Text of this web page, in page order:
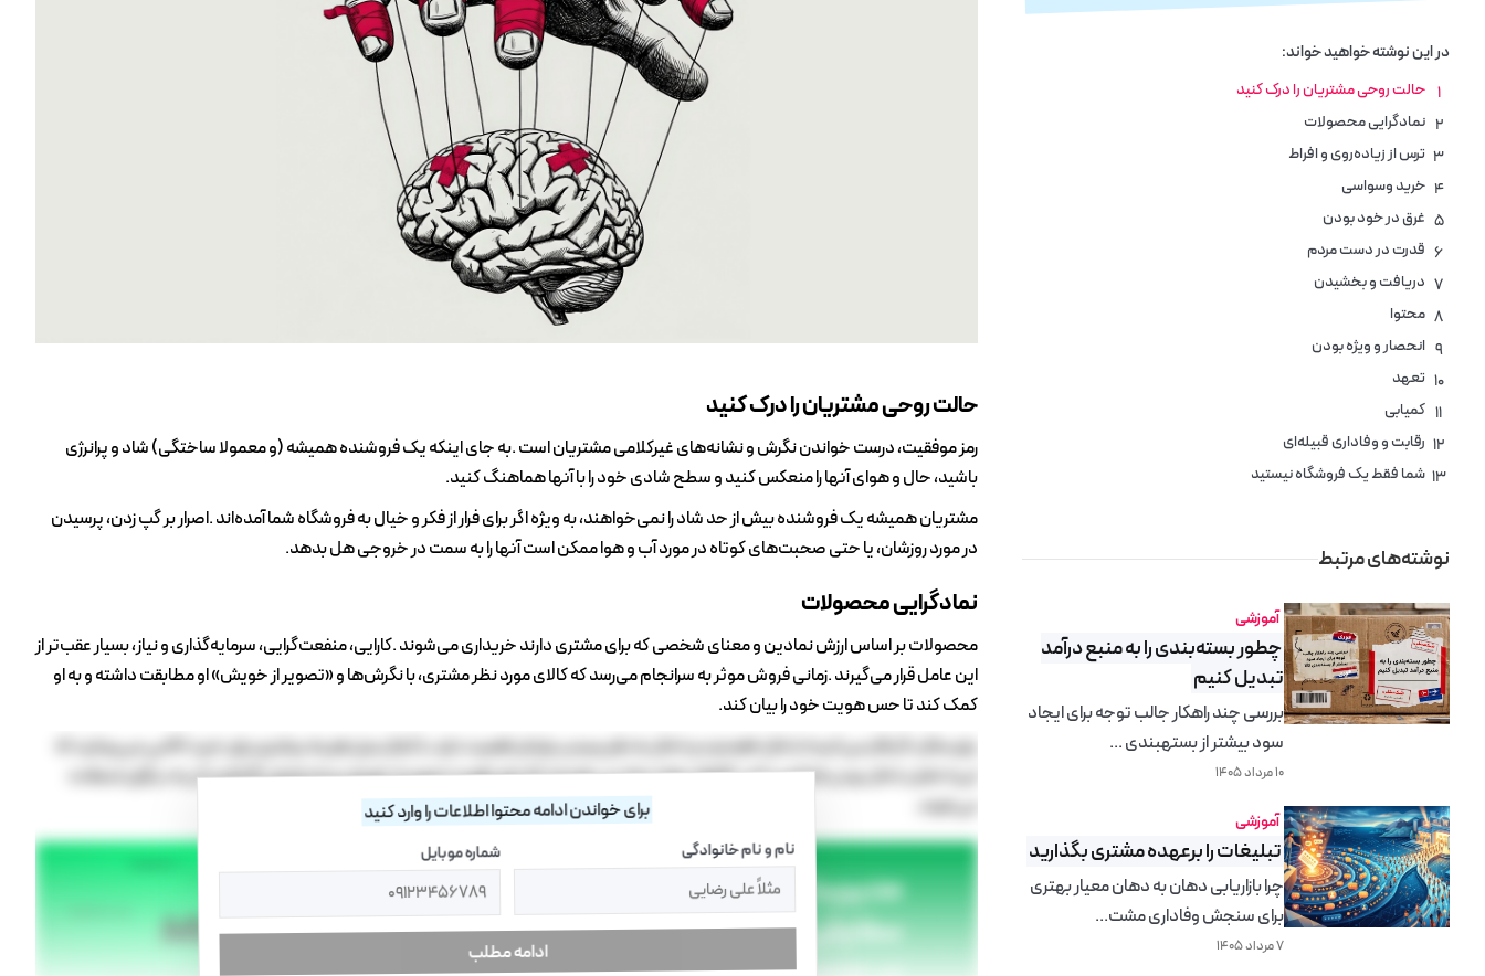
در این نوشته خواهید خواند:
۱ حالت روحی مشتریان را درک کنید
۲ نمادگرایی محصولات
۳ ترس از زیاده‌روی و افراط
۴ خرید وسواسی
۵ غرق در خود بودن
۶ قدرت در دست مردم
۷ دریافت و بخشیدن
۸ محتوا
۹ انحصار و ویژه بودن
۱۰ تعهد
۱۱ کمیابی
۱۲ رقابت و وفاداری قبیله‌ای
۱۳ شما فقط یک فروشگاه نیستید
نوشته‌های مرتبط
آموزشی
چطور بسته‌بندی را به منبع درآمد
تبدیل کنیم
بررسی چند راهکار جالب توجه برای ایجاد
سود بیشتر از بستهبندی ...
۱۰ مرداد ۱۴۰۵
آموزشی
تبلیغات را برعهده مشتری‌ بگذارید
چرا بازاریابی دهان به دهان معیار بهتری
برای سنجش وفاداری مشت...
۷ مرداد ۱۴۰۵
حالت‭ ‬روحی‭ ‬مشتریان‭ ‬را‭ ‬درک‭ ‬کنید
‬باشید،‭ ‬حال‭ ‬و‭ ‬هوای‭ ‬آنها‭ ‬را‭ ‬منعکس‭ ‬کنید‭ ‬و‭ ‬سطح‭ ‬شادی‭ ‬خود‭ ‬را‭ ‬با‭ ‬آنها‭ ‬هماهنگ‭ ‬کنید‭.‬
‬در‭ ‬مورد‭ ‬روزشان،‭ ‬یا‭ ‬حتی‭ ‬صحبت‌های‭ ‬کوتاه‭ ‬در‭ ‬مورد‭ ‬آب‭ ‬و‭ ‬هوا‭ ‬ممکن‭ ‬است‭ ‬آنها‭ ‬را‭ ‬به‭ ‬سمت‭ ‬در‭ ‬خروجی‭ ‬هل‭ ‬بدهد‭.‬
نمادگرایی‭ ‬محصولات
محصولات‭ ‬بر‭ ‬اساس‭ ‬ارزش‭ ‬نمادین‭ ‬و‭ ‬معنای‭ ‬شخصی‭ ‬که‭ ‬برای‭ ‬مشتری‭ ‬دارند‭ ‬خریداری‭ ‬می‌شوند‭. ‬کارایی،‭ ‬منفعت‌گرایی،‭ ‬سرمایه‌گذاری‭ ‬و‭ ‬نیاز،‭ ‬بسیار‭ ‬عقب‌تر‭ ‬از‭
‬کمک‭ ‬کند‭ ‬تا‭ ‬حس‭ ‬هویت‭ ‬خود‭ ‬را‭ ‬بیان‭ ‬کند.
‬می‌شوند‭.‬
برای خواندن ادامه محتوا اطلاعات را وارد کنید
نام و نام خانوادگی شماره موبایل
ادامه مطلب